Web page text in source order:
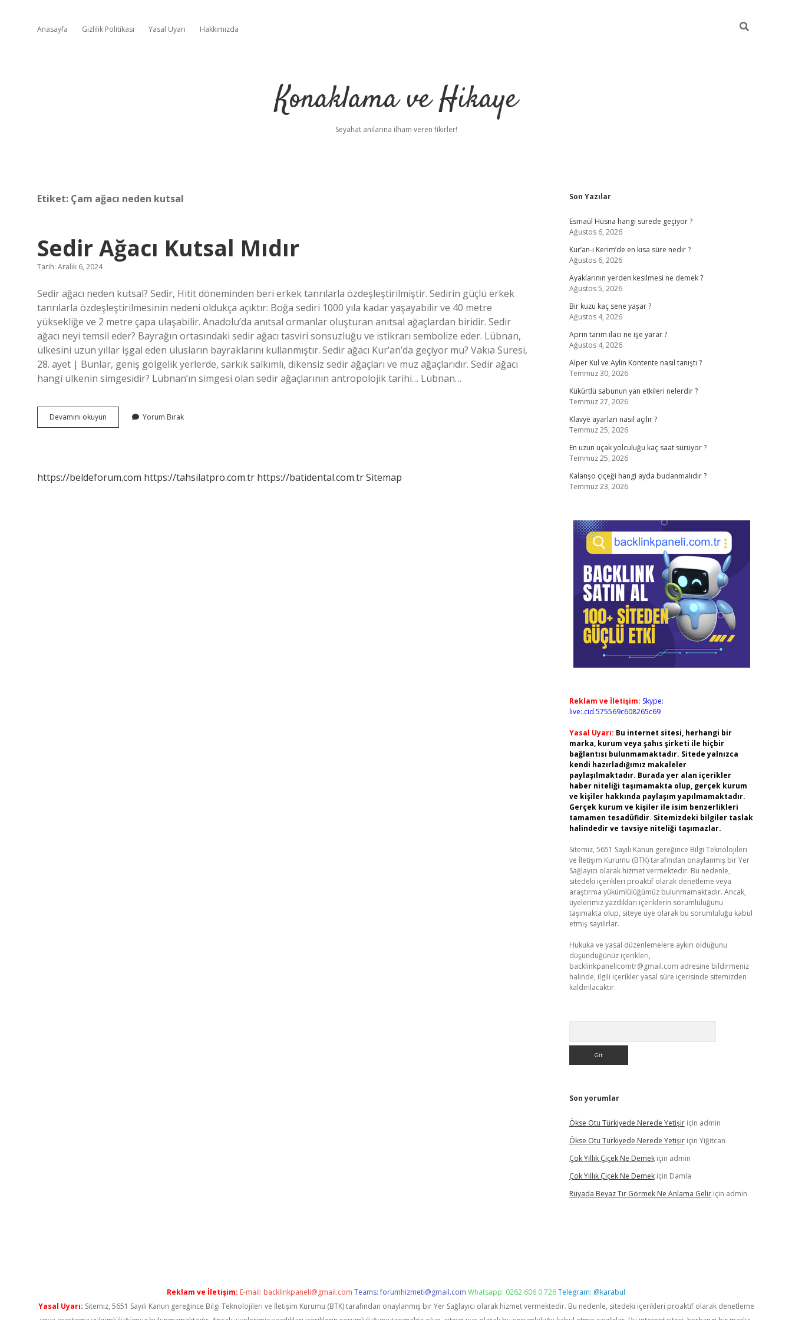
Anasayfa Gizlilik Politikası Yasal Uyarı Hakkımızda
Konaklama ve Hikaye
Seyahat anılarına ilham veren fikirler!
Etiket: Çam ağacı neden kutsal
Sedir Ağacı Kutsal Mıdır
Tarih: Aralık 6, 2024
Sedir ağacı neden kutsal? Sedir, Hitit döneminden beri erkek tanrılarla özdeşleştirilmiştir. Sedirin güçlü erkek
tanrılarla özdeşleştirilmesinin nedeni oldukça açıktır: Boğa sediri 1000 yıla kadar yaşayabilir ve 40 metre
yüksekliğe ve 2 metre çapa ulaşabilir. Anadolu’da anıtsal ormanlar oluşturan anıtsal ağaçlardan biridir. Sedir
ağacı neyi temsil eder? Bayrağın ortasındaki sedir ağacı tasviri sonsuzluğu ve istikrarı sembolize eder. Lübnan,
ülkesini uzun yıllar işgal eden ulusların bayraklarını kullanmıştır. Sedir ağacı Kur’an’da geçiyor mu? Vakıa Suresi,
28. ayet | Bunlar, geniş gölgelik yerlerde, sarkık salkımlı, dikensiz sedir ağaçları ve muz ağaçlarıdır. Sedir ağacı
hangi ülkenin simgesidir? Lübnan’ın simgesi olan sedir ağaçlarının antropolojik tarihi… Lübnan…
Devamını okuyun
Ağacı
Yorum Bırak
https://beldeforum.com https://tahsilatpro.com.tr https://batidental.com.trSitemap
Sidebar
Son Yazılar
Esmaül Hüsna hangi surede geçiyor ?
Ağustos 6, 2026
Kur’an-ı Kerim’de en kısa süre nedir ?
Ağustos 6, 2026
Ayaklarının yerden kesilmesi ne demek ?
Ağustos 5, 2026
Bir kuzu kaç sene yaşar ?
Ağustos 4, 2026
Aprin tarım ilacı ne işe yarar ?
Ağustos 4, 2026
Alper Kul ve Aylin Kontente nasıl tanıştı ?
Temmuz 30, 2026
Kükürtlü sabunun yan etkileri nelerdir ?
Temmuz 27, 2026
Klavye ayarları nasıl açılır ?
Temmuz 25, 2026
En uzun uçak yolculuğu kaç saat sürüyor ?
Temmuz 25, 2026
Kalanşo çiçeği hangi ayda budanmalıdır ?
Temmuz 23, 2026
Reklam ve İletişim: Skype:
live:.cid.575569c608265c69
Yasal Uyarı: Bu internet sitesi, herhangi bir
marka, kurum veya şahıs şirketi ile hiçbir
bağlantısı bulunmamaktadır. Sitede yalnızca
kendi hazırladığımız makaleler
paylaşılmaktadır. Burada yer alan içerikler
haber niteliği taşımamakta olup, gerçek kurum
ve kişiler hakkında paylaşım yapılmamaktadır.
Gerçek kurum ve kişiler ile isim benzerlikleri
tamamen tesadüfidir. Sitemizdeki bilgiler taslak
halindedir ve tavsiye niteliği taşımazlar.
Sitemiz, 5651 Sayılı Kanun gereğince Bilgi Teknolojileri
ve İletişim Kurumu (BTK) tarafından onaylanmış bir Yer
Sağlayıcı olarak hizmet vermektedir. Bu nedenle,
sitedeki içerikleri proaktif olarak denetleme veya
araştırma yükümlülüğümüz bulunmamaktadır. Ancak,
üyelerimiz yazdıkları içeriklerin sorumluluğunu
taşımakta olup, siteye üye olarak bu sorumluluğu kabul
etmiş sayılırlar.
Hukuka ve yasal düzenlemelere aykırı olduğunu
düşündüğünüz içerikleri,
backlinkpanelicomtr@gmail.com adresine bildirmeniz
halinde, ilgili içerikler yasal süre içerisinde sitemizden
kaldırılacaktır.
Son yorumlar
Ökse Otu Türkiyede Nerede Yetişiriçin admin
Ökse Otu Türkiyede Nerede Yetişiriçin Yiğitcan
Çok Yıllık Çiçek Ne Demekiçin admin
Çok Yıllık Çiçek Ne Demekiçin Damla
Rüyada Beyaz Tır Görmek Ne Anlama Geliriçin admin
Reklam ve İletişim: E-mail: backlinkpaneli@gmail.com Teams:forumhizmeti@gmail.com Whatsapp: 0262 606 0 726Telegram: @karabul
Yasal Uyarı: Sitemiz, 5651 Sayılı Kanun gereğince Bilgi Teknolojileri ve İletişim Kurumu (BTK) tarafından onaylanmış bir Yer Sağlayıcı olarak hizmet vermektedir. Bu nedenle, sitedeki içerikleri proaktif olarak denetleme